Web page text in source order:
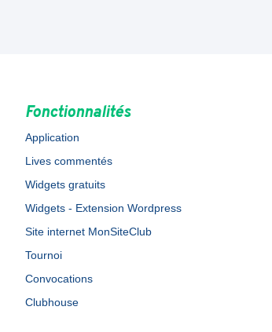
Fonctionnalités
Application
Lives commentés
Widgets gratuits
Widgets - Extension Wordpress
Site internet MonSiteClub
Tournoi
Convocations
Clubhouse